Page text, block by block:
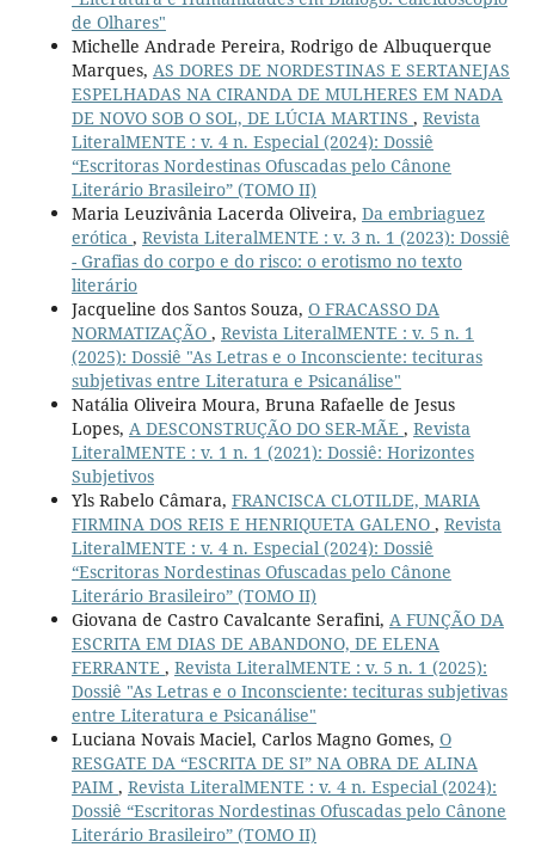
de Olhares"
Michelle Andrade Pereira, Rodrigo de Albuquerque
Marques, AS DORES DE NORDESTINAS E SERTANEJAS
ESPELHADAS NA CIRANDA DE MULHERES EM NADA
DE NOVO SOB O SOL, DE LÚCIA MARTINS , Revista
LiteralMENTE : v. 4 n. Especial (2024): Dossiê
“Escritoras Nordestinas Ofuscadas pelo Cânone
Literário Brasileiro” (TOMO II)
Maria Leuzivânia Lacerda Oliveira, Da embriaguez
erótica , Revista LiteralMENTE : v. 3 n. 1 (2023): Dossiê
- Grafias do corpo e do risco: o erotismo no texto
literário
Jacqueline dos Santos Souza, O FRACASSO DA
NORMATIZAÇÃO , Revista LiteralMENTE : v. 5 n. 1
(2025): Dossiê "As Letras e o Inconsciente: tecituras
subjetivas entre Literatura e Psicanálise"
Natália Oliveira Moura, Bruna Rafaelle de Jesus
Lopes, A DESCONSTRUÇÃO DO SER-MÃE , Revista
LiteralMENTE : v. 1 n. 1 (2021): Dossiê: Horizontes
Subjetivos
Yls Rabelo Câmara, FRANCISCA CLOTILDE, MARIA
FIRMINA DOS REIS E HENRIQUETA GALENO , Revista
LiteralMENTE : v. 4 n. Especial (2024): Dossiê
“Escritoras Nordestinas Ofuscadas pelo Cânone
Literário Brasileiro” (TOMO II)
Giovana de Castro Cavalcante Serafini, A FUNÇÃO DA
ESCRITA EM DIAS DE ABANDONO, DE ELENA
FERRANTE , Revista LiteralMENTE : v. 5 n. 1 (2025):
Dossiê "As Letras e o Inconsciente: tecituras subjetivas
entre Literatura e Psicanálise"
Luciana Novais Maciel, Carlos Magno Gomes, O
RESGATE DA “ESCRITA DE SI” NA OBRA DE ALINA
PAIM , Revista LiteralMENTE : v. 4 n. Especial (2024):
Dossiê “Escritoras Nordestinas Ofuscadas pelo Cânone
Literário Brasileiro” (TOMO II)